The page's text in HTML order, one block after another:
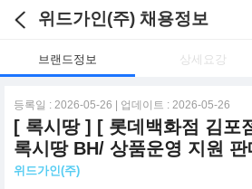
위드가인(주) 채용정보
브랜드정보 상세요강
등록일 : 2026-05-26 | 업데이트 : 2026-05-26
[ 록시땅 ] [ 롯데백화점 김포
록시땅 BH/ 상품운영 지원 판
위드가인(주)